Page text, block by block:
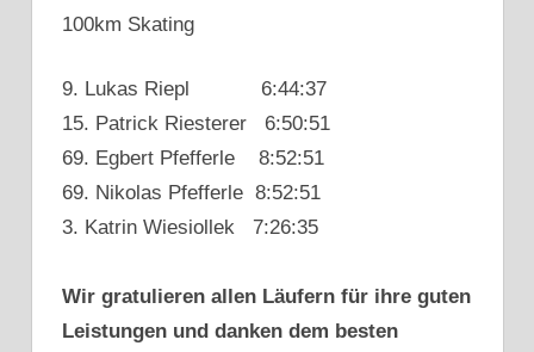
100km Skating
9. Lukas Riepl 6:44:37
15. Patrick Riesterer 6:50:51
69. Egbert Pfefferle 8:52:51
69. Nikolas Pfefferle 8:52:51
3. Katrin Wiesiollek 7:26:35
Wir gratulieren allen Läufern für ihre guten
Leistungen und danken dem besten